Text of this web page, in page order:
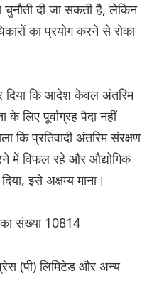
दी जा सकती है, लेकिन
का प्रयोग करने से रोका
दिया कि आदेश केवल अंतरिम
लिए पूर्वाग्रह पैदा नहीं
कि प्रतिवादी अंतरिम संरक्षण
में विफल रहे और औद्योगिक
इसे अक्षम्य माना।
संख्या 10814
(पी) लिमिटेड और अन्य